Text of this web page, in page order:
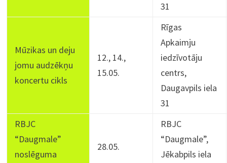
31
Mūzikas un deju
jomu audzēkņu
koncertu cikls
12., 14.,
15.05.
Rīgas
Apkaimju
iedzīvotāju
centrs,
Daugavpils iela
31
RBJC
“Daugmale”
noslēguma
28.05.
RBJC
“Daugmale”,
Jēkabpils iela